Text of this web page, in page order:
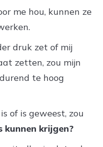
me hou, kunnen ze
druk zet of mij
zetten, zou mijn
te hoog
of is geweest, zou
kunnen krijgen?